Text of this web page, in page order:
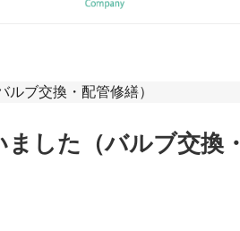
ブ交換・配管修繕）
した（バルブ交換